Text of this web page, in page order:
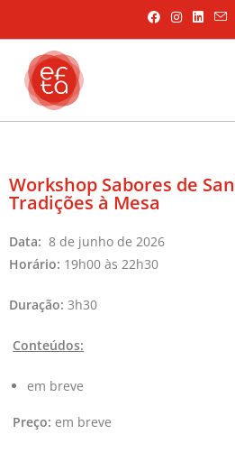
Workshop Sabores de
Tradições à Mesa
Data: 8 de junho de 2026
Horário: 19h00 às 22h30
Duração: 3h30
Conteúdos:
em breve
Preço: em breve